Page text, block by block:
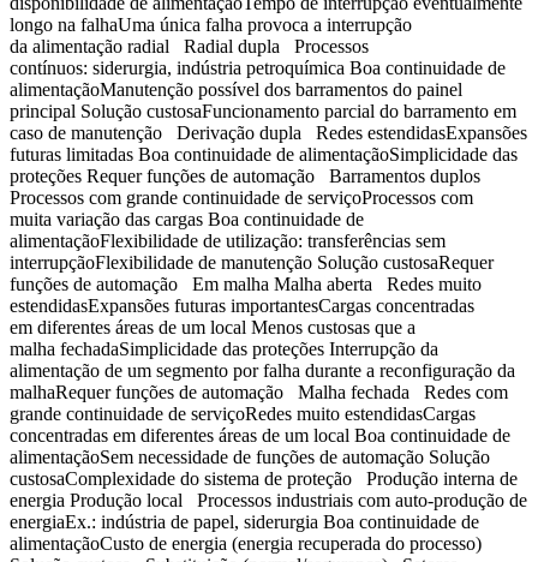
longo na falhaUma única falha provoca a interrupção
da alimentação radial Radial dupla Processos
contínuos: siderurgia, indústria petroquímica Boa continuidade de
alimentaçãoManutenção possível dos barramentos do painel
principal Solução custosaFuncionamento parcial do barramento em
caso de manutenção Derivação dupla Redes estendidasExpansões
futuras limitadas Boa continuidade de alimentaçãoSimplicidade das
proteções Requer funções de automação Barramentos duplos
Processos com grande continuidade de serviçoProcessos com
muita variação das cargas Boa continuidade de
alimentaçãoFlexibilidade de utilização: transferências sem
interrupçãoFlexibilidade de manutenção Solução custosaRequer
funções de automação Em malha Malha aberta Redes muito
estendidasExpansões futuras importantesCargas concentradas
em diferentes áreas de um local Menos custosas que a
malha fechadaSimplicidade das proteções Interrupção da
alimentação de um segmento por falha durante a reconfiguração da
malhaRequer funções de automação Malha fechada Redes com
grande continuidade de serviçoRedes muito estendidasCargas
concentradas em diferentes áreas de um local Boa continuidade de
alimentaçãoSem necessidade de funções de automação Solução
custosaComplexidade do sistema de proteção Produção interna de
energia Produção local Processos industriais com auto-produção de
energiaEx.: indústria de papel, siderurgia Boa continuidade de
alimentaçãoCusto de energia (energia recuperada do processo)